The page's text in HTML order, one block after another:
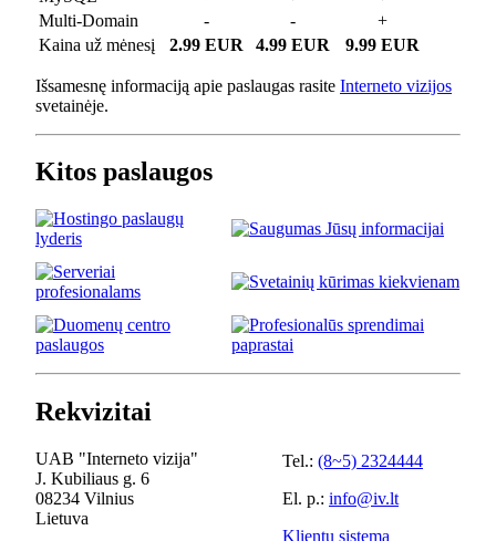
Multi-Domain
- -
+
Kaina už mėnesį
2.99 EUR 4.99 EUR 9.99 EUR
Išsamesnę informaciją apie paslaugas rasite Interneto vizijos
svetainėje.
Kitos paslaugos
Rekvizitai
UAB "Interneto vizija"
J. Kubiliaus g. 6
08234 Vilnius
Lietuva
Tel.: (8~5) 2324444
El. p.: info@iv.lt
Klientų sistema